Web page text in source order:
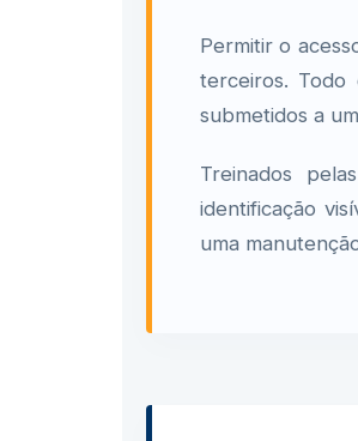
Permitir o
terceiros.
submetidos a
Treinados
identificação
uma